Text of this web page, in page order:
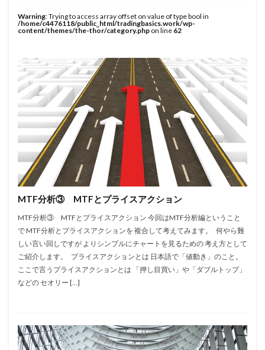
Warning: Trying to access array offset on value of type bool in
/home/c4476118/public_html/tradingbasics.work/wp-
content/themes/the-thor/category.php on line 62
MTF分析③ MTFとプライスアクション
MTF分析③ MTFとプライスアクション 今回はMTF分析編ということ
で MTF分析とプライスアクションを 複合して考えてみます。 何やら難
しい言い回しですが よりシンプルにチャートを見るための 考え方として
ご紹介します。 プライスアクションとは 日本語で「値動き」のこと。
ここで言うプライスアクションとは 「押し目買い」や「ダブルトップ」
などの セオリー […]